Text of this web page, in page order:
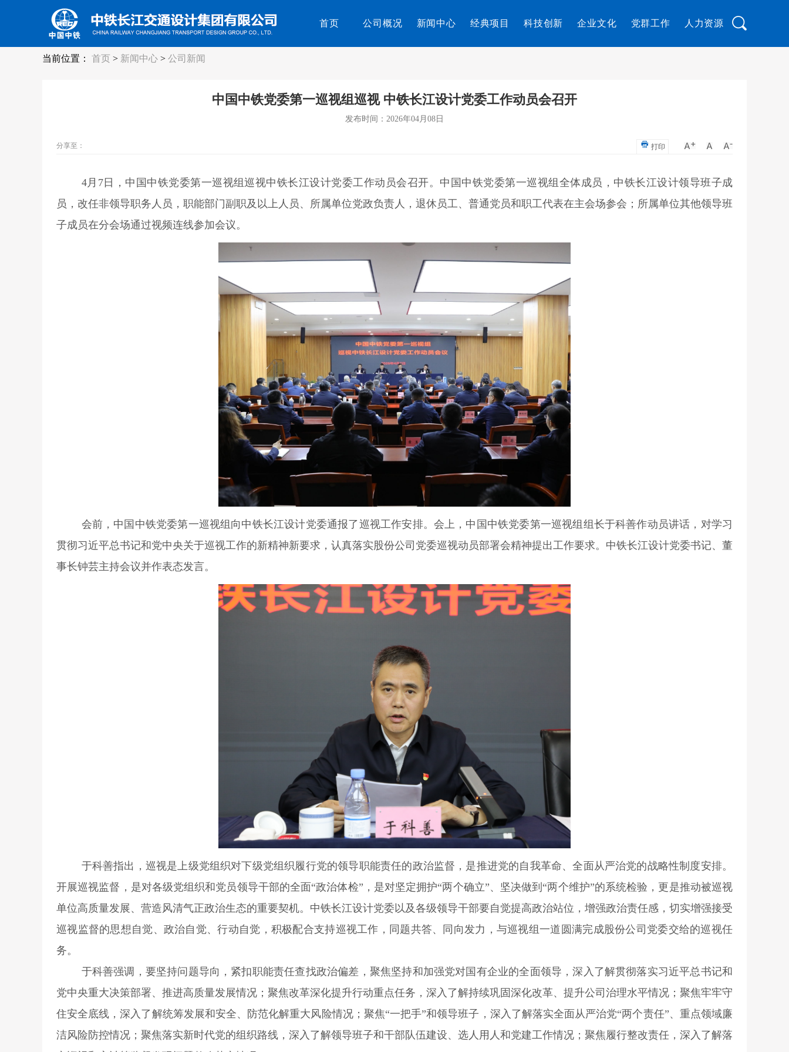
首页 公司概况 新闻中心 经典项目 科技创新 企业文化 党群工作 人力资源
当前位置： 首页 > 新闻中心 > 公司新闻
中国中铁党委第一巡视组巡视 中铁长江设计党委工作动员会召开
发布时间：2026年04月08日
分享至： 打印
4月7日，中国中铁党委第一巡视组巡视中铁长江设计党委工作动员会召开。中国中铁党委第一巡视组全体成员，中铁长江设计领导班子成
员，改任非领导职务人员，职能部门副职及以上人员、所属单位党政负责人，退休员工、普通党员和职工代表在主会场参会；所属单位其他领导班
子成员在分会场通过视频连线参加会议。
会前，中国中铁党委第一巡视组向中铁长江设计党委通报了巡视工作安排。会上，中国中铁党委第一巡视组组长于科善作动员讲话，对学习
贯彻习近平总书记和党中央关于巡视工作的新精神新要求，认真落实股份公司党委巡视动员部署会精神提出工作要求。中铁长江设计党委书记、董
事长钟芸主持会议并作表态发言。
于科善指出，巡视是上级党组织对下级党组织履行党的领导职能责任的政治监督，是推进党的自我革命、全面从严治党的战略性制度安排。
开展巡视监督，是对各级党组织和党员领导干部的全面“政治体检”，是对坚定拥护“两个确立”、坚决做到“两个维护”的系统检验，更是推动被巡视
单位高质量发展、营造风清气正政治生态的重要契机。中铁长江设计党委以及各级领导干部要自觉提高政治站位，增强政治责任感，切实增强接受
巡视监督的思想自觉、政治自觉、行动自觉，积极配合支持巡视工作，同题共答、同向发力，与巡视组一道圆满完成股份公司党委交给的巡视任
务。
于科善强调，要坚持问题导向，紧扣职能责任查找政治偏差，聚焦坚持和加强党对国有企业的全面领导，深入了解贯彻落实习近平总书记和
党中央重大决策部署、推进高质量发展情况；聚焦改革深化提升行动重点任务，深入了解持续巩固深化改革、提升公司治理水平情况；聚焦牢牢守
住安全底线，深入了解统筹发展和安全、防范化解重大风险情况；聚焦“一把手”和领导班子，深入了解落实全面从严治党“两个责任”、重点领域廉
洁风险防控情况；聚焦落实新时代党的组织路线，深入了解领导班子和干部队伍建设、选人用人和党建工作情况；聚焦履行整改责任，深入了解落